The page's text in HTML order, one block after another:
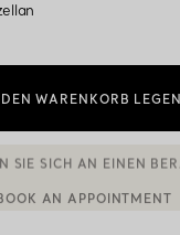
DEN WARENKORB LEGEN